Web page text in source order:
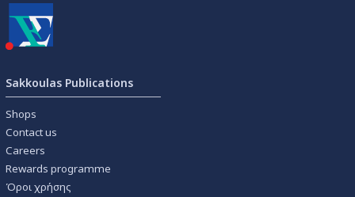
Sakkoulas Publications
Shops
Contact us
Careers
Rewards programme
Όροι χρήσης